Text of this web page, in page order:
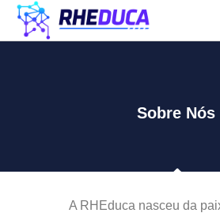
Sobre Nós
A RHEduca nasceu da